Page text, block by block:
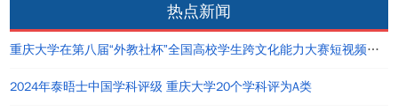
热点新闻
重庆大学在第八届“外教社杯”全国高校学生跨文化能力大赛短视频大赛中荣获佳绩
2024年泰晤士中国学科评级 重庆大学20个学科评为A类